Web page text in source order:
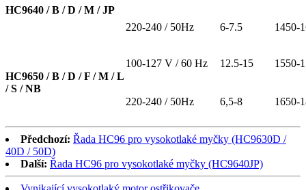
HC9640 / B / D / M / JP
220-240 / 50Hz 6-7.5 1450-
HC9650 / B / D / F / M / L
/ S / NB
100-127 V / 60 Hz 12.5-15 1550-
220-240 / 50Hz 6,5-8 1650-
Předchozí: Řada HC96 pro vysokotlaké myčky (HC9630D /
40D / 50D)
Další: Řada HC96 pro vysokotlaké myčky (HC9640JP)